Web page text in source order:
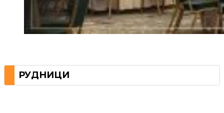
РУДНИЦИ